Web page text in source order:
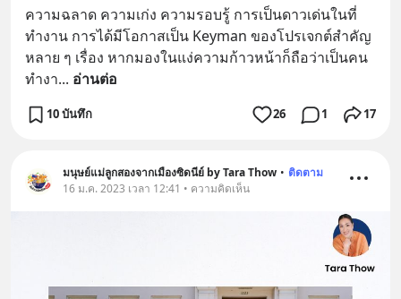
ความฉลาด ความเก่ง ความรอบรู้ การเป็นดาวเด่นในที่
ทำงาน การได้มีโอกาสเป็น Keyman ของโปรเจกต์สำคัญ
หลาย ๆ เรื่อง หากมองในแง่ความก้าวหน้าก็ถือว่าเป็นคน
ทำงา... อ่านต่อ
10 บันทึก 26 1 17
มนุษย์แม่ลูกสองจากเมืองซิดนีย์ by Tara Thow • ติดตาม
16 ม.ค. 2023 เวลา 12:41 • ความคิดเห็น